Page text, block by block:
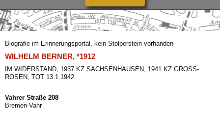
Biografie im Erinnerungsportal, kein Stolperstein vorhanden
WILHELM BERNER, *1912
IM WIDERSTAND, 1937 KZ SACHSENHAUSEN, 1941 KZ GROSS-R
OSEN, TOT 13.1.1942
Vahrer Straße 208
Bremen-Vahr